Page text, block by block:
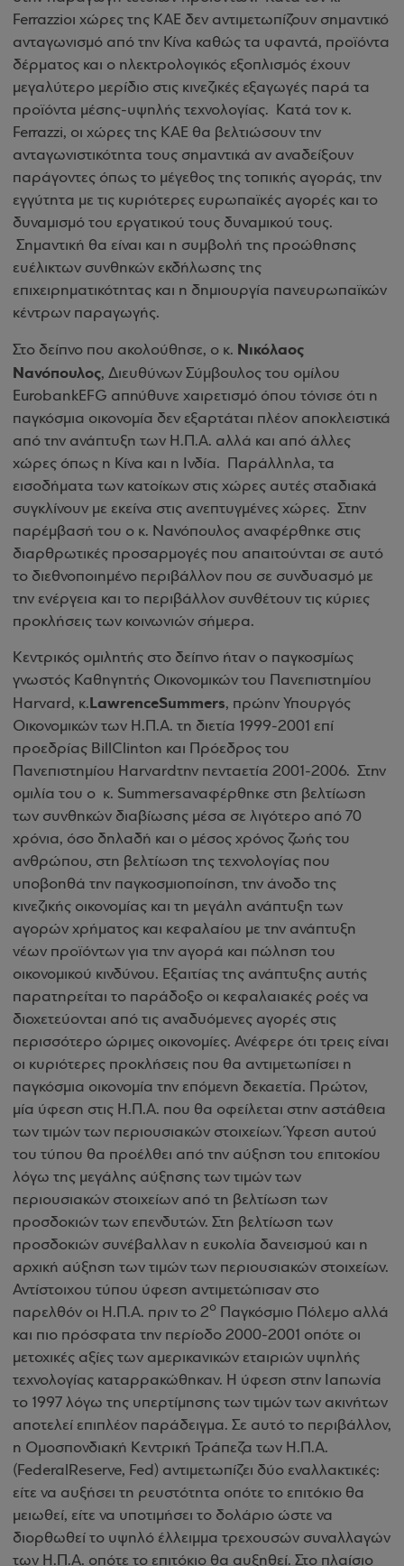
Ferrazziοι χώρες της ΚΑΕ δεν αντιμετωπίζουν σημαντικό
ανταγωνισμό από την Κίνα καθώς τα υφαντά, προϊόντα
δέρματος και ο ηλεκτρολογικός εξοπλισμός έχουν
μεγαλύτερο μερίδιο στις κινεζικές εξαγωγές παρά τα
προϊόντα μέσης-υψηλής τεχνολογίας. Κατά τον κ.
Ferrazzi, οι χώρες της ΚΑΕ θα βελτιώσουν την
ανταγωνιστικότητα τους σημαντικά αν αναδείξουν
παράγοντες όπως το μέγεθος της τοπικής αγοράς, την
εγγύτητα με τις κυριότερες ευρωπαϊκές αγορές και το
δυναμισμό του εργατικού τους δυναμικού τους.
Σημαντική θα είναι και η συμβολή της προώθησης
ευέλικτων συνθηκών εκδήλωσης της
επιχειρηματικότητας και η δημιουργία πανευρωπαϊκών
κέντρων παραγωγής.
Στο δείπνο που ακολούθησε, ο κ. Νικόλαος
Νανόπουλος, Διευθύνων Σύμβουλος του ομίλου
EurobankEFG απηύθυνε χαιρετισμό όπου τόνισε ότι η
παγκόσμια οικονομία δεν εξαρτάται πλέον αποκλειστικά
από την ανάπτυξη των Η.Π.Α. αλλά και από άλλες
χώρες όπως η Κίνα και η Ινδία. Παράλληλα, τα
εισοδήματα των κατοίκων στις χώρες αυτές σταδιακά
συγκλίνουν με εκείνα στις ανεπτυγμένες χώρες. Στην
παρέμβασή του ο κ. Νανόπουλος αναφέρθηκε στις
διαρθρωτικές προσαρμογές που απαιτούνται σε αυτό
το διεθνοποιημένο περιβάλλον που σε συνδυασμό με
την ενέργεια και το περιβάλλον συνθέτουν τις κύριες
προκλήσεις των κοινωνιών σήμερα.
Κεντρικός ομιλητής στο δείπνο ήταν ο παγκοσμίως
γνωστός Καθηγητής Οικονομικών του Πανεπιστημίου
Harvard, κ.LawrenceSummers, πρώην Υπουργός
Οικονομικών των Η.Π.Α. τη διετία 1999-2001 επί
προεδρίας BillClinton και Πρόεδρος του
Πανεπιστημίου Harvardτην πενταετία 2001-2006. Στην
ομιλία του ο κ. Summersαναφέρθηκε στη βελτίωση
των συνθηκών διαβίωσης μέσα σε λιγότερο από 70
χρόνια, όσο δηλαδή και ο μέσος χρόνος ζωής του
ανθρώπου, στη βελτίωση της τεχνολογίας που
υποβοηθά την παγκοσμιοποίηση, την άνοδο της
κινεζικής οικονομίας και τη μεγάλη ανάπτυξη των
αγορών χρήματος και κεφαλαίου με την ανάπτυξη
νέων προϊόντων για την αγορά και πώληση του
οικονομικού κινδύνου. Εξαιτίας της ανάπτυξης αυτής
παρατηρείται το παράδοξο οι κεφαλαιακές ροές να
διοχετεύονται από τις αναδυόμενες αγορές στις
περισσότερο ώριμες οικονομίες. Ανέφερε ότι τρεις είναι
οι κυριότερες προκλήσεις που θα αντιμετωπίσει η
παγκόσμια οικονομία την επόμενη δεκαετία. Πρώτον,
μία ύφεση στις Η.Π.Α. που θα οφείλεται στην αστάθεια
των τιμών των περιουσιακών στοιχείων. Ύφεση αυτού
του τύπου θα προέλθει από την αύξηση του επιτοκίου
λόγω της μεγάλης αύξησης των τιμών των
περιουσιακών στοιχείων από τη βελτίωση των
προσδοκιών των επενδυτών. Στη βελτίωση των
προσδοκιών συνέβαλλαν η ευκολία δανεισμού και η
αρχική αύξηση των τιμών των περιουσιακών στοιχείων.
Αντίστοιχου τύπου ύφεση αντιμετώπισαν στο
παρελθόν οι Η.Π.Α. πριν το 2ο Παγκόσμιο Πόλεμο αλλά
και πιο πρόσφατα την περίοδο 2000-2001 οπότε οι
μετοχικές αξίες των αμερικανικών εταιριών υψηλής
τεχνολογίας καταρρακώθηκαν. Η ύφεση στην Ιαπωνία
το 1997 λόγω της υπερτίμησης των τιμών των ακινήτων
αποτελεί επιπλέον παράδειγμα. Σε αυτό το περιβάλλον,
η Ομοσπονδιακή Κεντρική Τράπεζα των Η.Π.Α.
(FederalReserve, Fed) αντιμετωπίζει δύο εναλλακτικές:
είτε να αυξήσει τη ρευστότητα οπότε το επιτόκιο θα
μειωθεί, είτε να υποτιμήσει το δολάριο ώστε να
διορθωθεί το υψηλό έλλειμμα τρεχουσών συναλλαγών
των Η.Π.Α. οπότε το επιτόκιο θα αυξηθεί. Στο πλαίσιο